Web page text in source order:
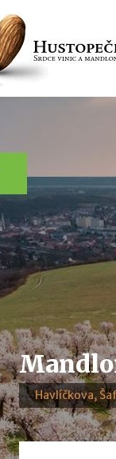
Havlíčkova,